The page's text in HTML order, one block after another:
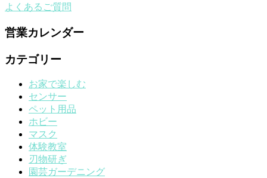
よくあるご質問
営業カレンダー
カテゴリー
お家で楽しむ
センサー
ペット用品
ホビー
マスク
体験教室
刃物研ぎ
園芸ガーデニング